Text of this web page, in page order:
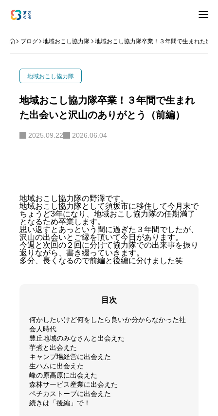
アバウト
ナリワイ
インタビュー
プライバシーポリシー
ブログ 地域おこし協力隊 地域おこし協力隊卒業！３年間で生まれた出
地域おこし協力隊
地域おこし協力隊卒業！３年間で生まれ
た出会いと沢山のありがとう（前編）
2025.09.22 2026.06.04
地域おこし協力隊の野澤です。
地域おこし協力隊として須坂市に移住して今月末で
ちょうど3年になり、地域おこし協力隊の任期満了
となるため卒業します。
思い返すとあっという間に過ぎた３年間でしたが、
沢山の出会いとご縁を頂いて今日があります。
今週と次回の２回に分けて協力隊での出来事を振り
返りながら、書き綴っていきます。
多分、長くなるので前編と後編に分けました笑
目次
何かしたいけど何をしたら良いか分からなかった社
会人時代
豊丘地域のみなさんと出会えた
芋煮と出会えた
キャンプ場経営に出会えた
生ハムに出会えた
峰の原高原に出会えた
森林サービス産業に出会えた
ペチカストーブに出会えた
続きは「後編」で！